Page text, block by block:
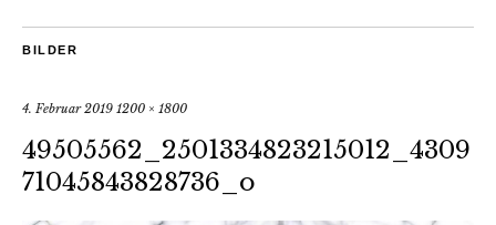
BILDER
4. Februar 2019 1200 × 1800
49505562_2501334823215012_4309
71045843828736_o